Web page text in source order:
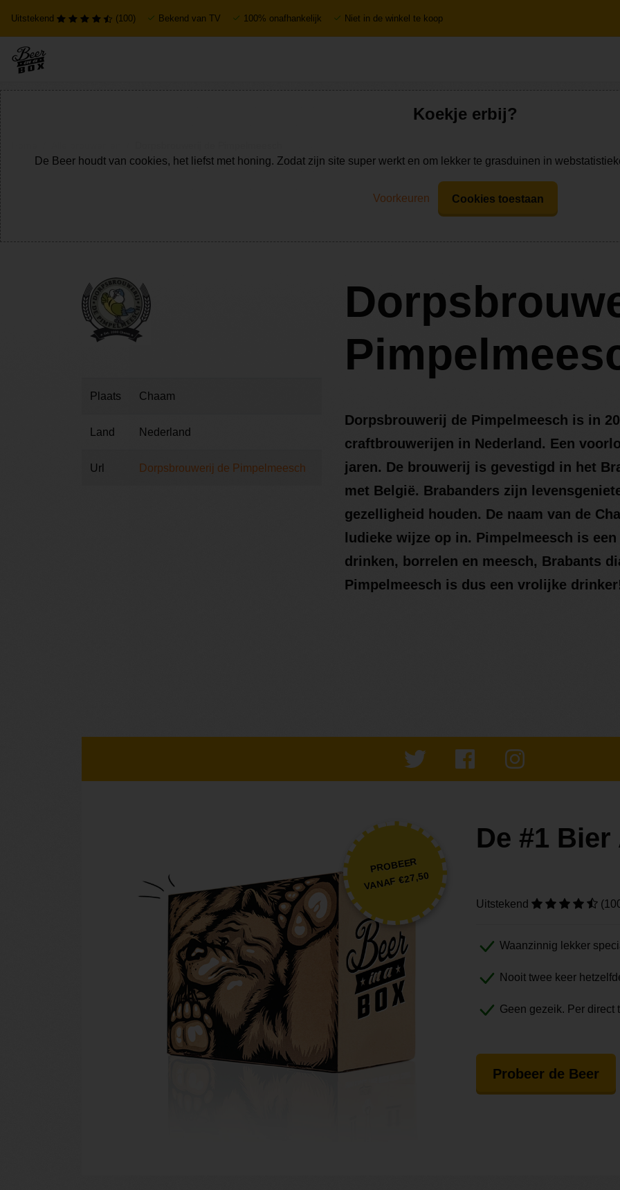
Uitstekend (100) Bekend van TV 100% onafhankelijk Niet in de winkel te koop
Plaats Chaam
Land Nederland
Url Dorpsbrouwerij de Pimpelmeesch
Dorpsbrouwerij de Pimpelmeesch is in
craftbrouwerijen in Nederland. Een
jaren. De brouwerij is gevestigd in het
met België. Brabanders zijn
gezelligheid houden. De naam van de
ludieke wijze op in. Pimpelmeesch is
drinken, borrelen en meesch, Brabants
Pimpelmeesch is dus een vrolijke
PROBEER
VANAF €27,50
De #1
Uitstekend
Waanzinnig lekker
Nooit twee keer
Geen gezeik. Per direct
Probeer de Beer
Koekje erbij?
De Beer houdt van cookies, het liefst met honing. Zodat zijn site super werkt en om lekker te grasduinen in
Voorkeuren Cookies toestaan